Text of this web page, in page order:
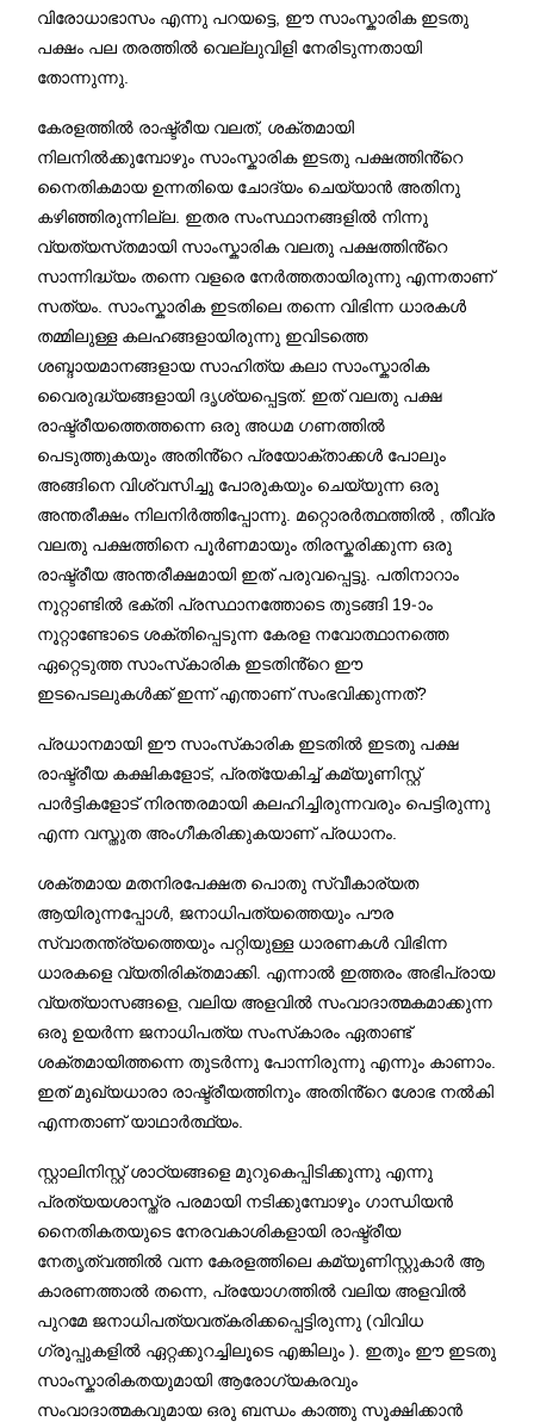
വിരോധാഭാസം എന്നു പറയട്ടെ, ഈ സാംസ്കാരിക ഇടതു
പക്ഷം പല തരത്തിൽ വെല്ലുവിളി നേരിടുന്നതായി
തോന്നുന്നു.
കേരളത്തിൽ രാഷ്ട്രീയ വലത്, ശക്തമായി
നിലനിൽക്കുമ്പോഴും സാംസ്കാരിക ഇടതു പക്ഷത്തിൻ്റെ
നൈതികമായ ഉന്നതിയെ ചോദ്യം ചെയ്യാൻ അതിനു
കഴിഞ്ഞിരുന്നില്ല. ഇതര സംസ്ഥാനങ്ങളിൽ നിന്നു
വ്യത്യസ്‌തമായി സാംസ്കാരിക വലതു പക്ഷത്തിൻ്റെ
സാന്നിദ്ധ്യം തന്നെ വളരെ നേർത്തതായിരുന്നു എന്നതാണ്
സത്യം. സാംസ്കാരിക ഇടതിലെ തന്നെ വിഭിന്ന ധാരകൾ
തമ്മിലുള്ള കലഹങ്ങളായിരുന്നു ഇവിടത്തെ
ശബ്ദായമാനങ്ങളായ സാഹിത്യ കലാ സാംസ്കാരിക
വൈരുദ്ധ്യങ്ങളായി ദൃശ്യപ്പെട്ടത്. ഇത് വലതു പക്ഷ
രാഷ്ട്രീയത്തെത്തന്നെ ഒരു അധമ ഗണത്തിൽ
പെടുത്തുകയും അതിൻ്റെ പ്രയോക്താക്കൾ പോലും
അങ്ങിനെ വിശ്വസിച്ചു പോരുകയും ചെയ്യുന്ന ഒരു
അന്തരീക്ഷം നിലനിർത്തിപ്പോന്നു. മറ്റൊരർത്ഥത്തിൽ , തീവ്ര
വലതു പക്ഷത്തിനെ പൂർണമായും തിരസ്കരിക്കുന്ന ഒരു
രാഷ്ട്രീയ അന്തരീക്ഷമായി ഇത് പരുവപ്പെട്ടു. പതിനാറാം
നൂറ്റാണ്ടിൽ ഭക്തി പ്രസ്ഥാനത്തോടെ തുടങ്ങി 19-ാം
നൂറ്റാണ്ടോടെ ശക്തിപ്പെടുന്ന കേരള നവോത്ഥാനത്തെ
ഏറ്റെടുത്ത സാംസ്‌കാരിക ഇടതിൻ്റെ ഈ
ഇടപെടലുകൾക്ക് ഇന്ന് എന്താണ് സംഭവിക്കുന്നത്?
പ്രധാനമായി ഈ സാംസ്‌കാരിക ഇടതിൽ ഇടതു പക്ഷ
രാഷ്ട്രീയ കക്ഷികളോട്, പ്രത്യേകിച്ച് കമ്യൂണിസ്റ്റ്
പാർട്ടികളോട് നിരന്തരമായി കലഹിച്ചിരുന്നവരും പെട്ടിരുന്നു
എന്ന വസ്തുത അംഗീകരിക്കുകയാണ് പ്രധാനം.
ശക്തമായ മതനിരപേക്ഷത പൊതു സ്വീകാര്യത
ആയിരുന്നപ്പോൾ, ജനാധിപത്യത്തെയും പൗര
സ്വാതന്ത്ര്യത്തെയും പറ്റിയുള്ള ധാരണകൾ വിഭിന്ന
ധാരകളെ വ്യതിരിക്തമാക്കി. എന്നാൽ ഇത്തരം അഭിപ്രായ
വ്യത്യാസങ്ങളെ, വലിയ അളവിൽ സംവാദാത്മകമാക്കുന്ന
ഒരു ഉയർന്ന ജനാധിപത്യ സംസ്‌കാരം ഏതാണ്ട്
ശക്തമായിത്തന്നെ തുടർന്നു പോന്നിരുന്നു എന്നും കാണാം.
ഇത് മുഖ്യധാരാ രാഷ്ട്രീയത്തിനും അതിൻ്റെ ശോഭ നൽകി
എന്നതാണ് യാഥാർത്ഥ്യം.
സ്റ്റാലിനിസ്റ്റ് ശാഠ്യങ്ങളെ മുറുകെപ്പിടിക്കുന്നു എന്നു
പ്രത്യയശാസ്ത്ര പരമായി നടിക്കുമ്പോഴും ഗാന്ധിയൻ
നൈതികതയുടെ നേരവകാശികളായി രാഷ്ട്രീയ
നേതൃത്വത്തിൽ വന്ന കേരളത്തിലെ കമ്യൂണിസ്റ്റുകാർ ആ
കാരണത്താൽ തന്നെ, പ്രയോഗത്തിൽ വലിയ അളവിൽ
പുറമേ ജനാധിപത്യവത്കരിക്കപ്പെട്ടിരുന്നു (വിവിധ
ഗ്രൂപ്പുകളിൽ ഏറ്റക്കുറച്ചിലൂടെ എങ്കിലും ). ഇതും ഈ ഇടതു
സാംസ്കാരികതയുമായി ആരോഗ്യകരവും
സംവാദാത്മകവുമായ ഒരു ബന്ധം കാത്തു സൂക്ഷിക്കാൻ